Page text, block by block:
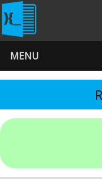
MENU